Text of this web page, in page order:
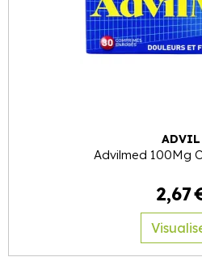
ADVIL
Advilmed 100Mg
2,67